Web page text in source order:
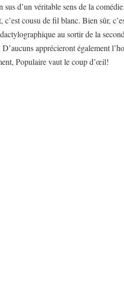
d’un véritable sens de la
cousu de fil blanc. Bien sûr,
au sortir de la
apprécieront également
Populaire vaut le coup d’œil!